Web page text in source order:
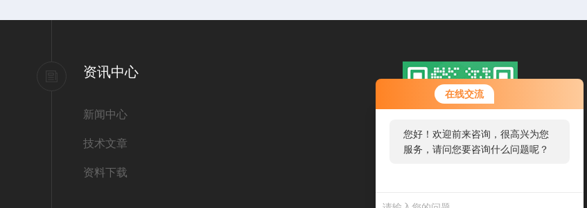
在线交流
您好！欢迎前来咨询，很高兴为您
服务，请问您要咨询什么问题呢？
资讯中心
新闻中心
技术文章
资料下载